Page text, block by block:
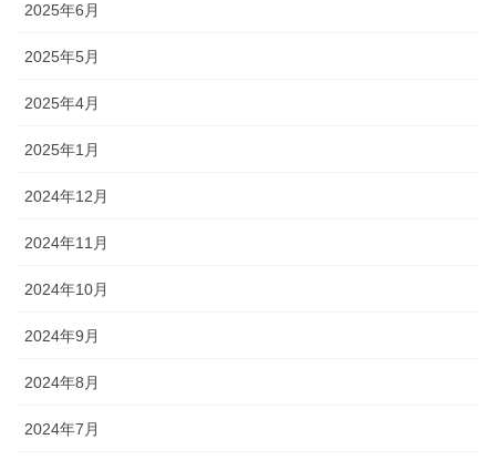
2025年6月
2025年5月
2025年4月
2025年1月
2024年12月
2024年11月
2024年10月
2024年9月
2024年8月
2024年7月